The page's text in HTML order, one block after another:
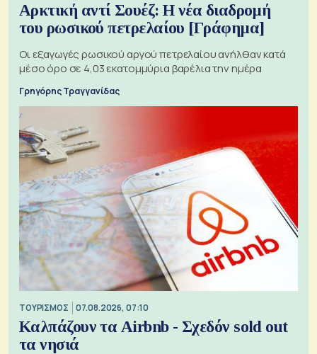
Αρκτική αντί Σουέζ: Η νέα διαδρομή
του ρωσικού πετρελαίου [Γράφημα]
Οι εξαγωγές ρωσικού αργού πετρελαίου ανήλθαν κατά
μέσο όρο σε 4,03 εκατομμύρια βαρέλια την ημέρα
Γρηγόρης Τραγγανίδας
ΤΟΥΡΙΣΜΟΣ 07.08.2026, 07:10
Καλπάζουν τα Airbnb - Σχεδόν sold out
τα νησιά